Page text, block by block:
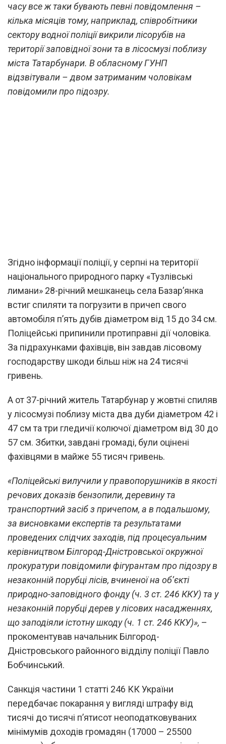
часу все ж таки бувають певні повідомлення –
кілька місяців тому, наприклад, співробітники
сектору водної поліції викрили лісорубів на
території заповідної зони та в лісосмузі поблизу
міста Татарбунари. В обласному ГУНП
відзвітували – двом затриманим чоловікам
повідомили про підозру.
Згідно інформації поліції, у серпні на території
національного природного парку «Тузлівські
лимани» 28-річний мешканець села Базар’янка
встиг спиляти та погрузити в причеп свого
автомобіля п’ять дубів діаметром від 15 до 34 см.
Поліцейські припинили протиправні дії чоловіка.
За підрахунками фахівців, він завдав лісовому
господарству шкоди більш ніж на 24 тисячі
гривень.
А от 37-річний житель Татарбунар у жовтні спиляв
у лісосмузі поблизу міста два дуби діаметром 42 і
47 см та три гледичії колючої діаметром від 30 до
57 см. Збитки, завдані громаді, були оцінені
фахівцями в майже 55 тисяч гривень.
«Поліцейські вилучили у правопорушників в якості
речових доказів бензопили, деревину та
транспортний засіб з причепом, а в подальшому,
за висновками експертів та результатами
проведених слідчих заходів, під процесуальним
керівництвом Білгород-Дністровської окружної
прокуратури повідомили фігурантам про підозру в
незаконній порубці лісів, вчиненої на об’єкті
природно-заповідного фонду (ч. 3 ст. 246 ККУ) та у
незаконній порубці дерев у лісових насадженнях,
що заподіяли істотну шкоду (ч. 1 ст. 246 ККУ)», –
прокоментував начальник Білгород-
Дністровського районного відділу поліції Павло
Бобчинський.
Санкція частини 1 статті 246 КК України
передбачає покарання у вигляді штрафу від
тисячі до тисячі п’ятисот неоподатковуваних
мінімумів доходів громадян (17000 – 25500